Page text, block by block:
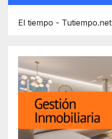
El tiempo - Tutiempo.net